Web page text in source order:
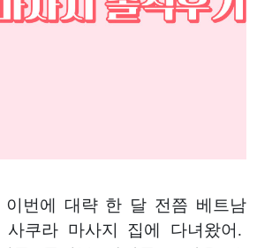
이번에 대략 한 달 전쯤 베트남
사쿠라 마사지 집에 다녀왔어.